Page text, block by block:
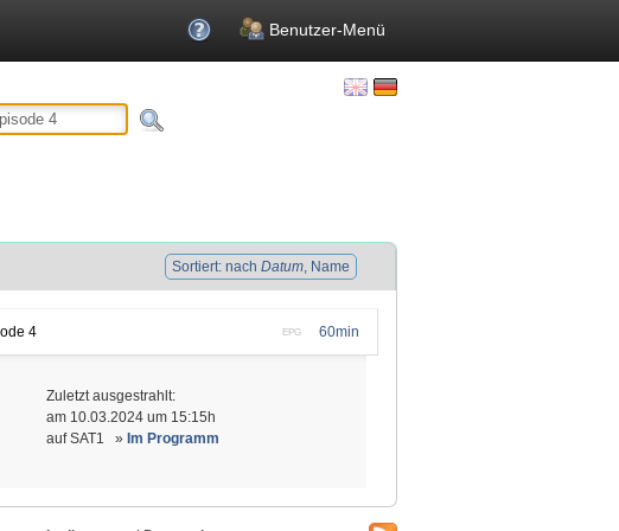
Benutzer-Menü
Sortiert: nach Datum, Name
60min
EPG
4
Zuletzt ausgestrahlt:
am 10.03.2024 um 15:15h
auf SAT1 » Im Programm